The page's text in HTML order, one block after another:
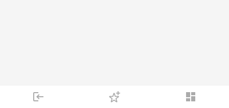
login dashboard
下單